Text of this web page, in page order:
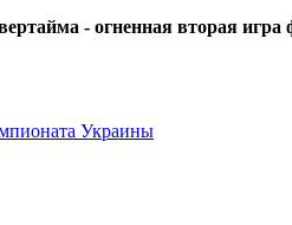
- огненная вторая
Украины